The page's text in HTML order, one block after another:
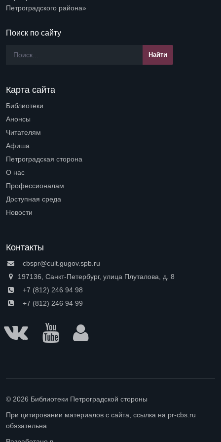
Петроградского района»
Поиск по сайту
Карта сайта
Библиотеки
Анонсы
Читателям
Афиша
Петроградская сторона
О нас
Профессионалам
Доступная среда
Новости
Контакты
cbspr@cult.gugov.spb.ru
197136, Санкт-Петербург, улица Плуталова, д. 8
+7 (812) 246 94 98
+7 (812) 246 94 99
© 2026 Библиотеки Петроградской стороны
При цитировании материалов с сайта, ссылка на pr-cbs.ru
обязательна